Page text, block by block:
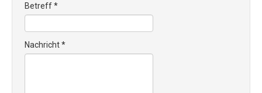
Betreff*
Nachricht*